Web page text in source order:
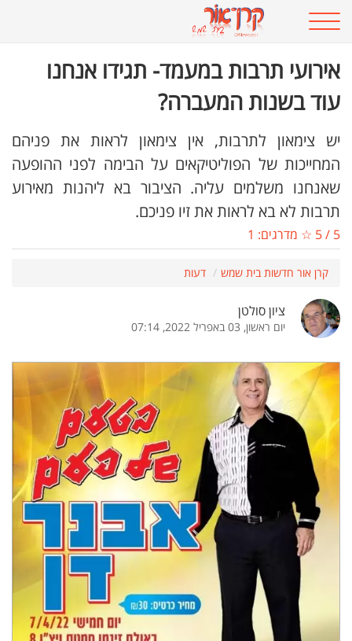
אירועי תרבות במעמד- תגידו אנחנו
עוד בשנות המעברה?
יש צימאון לתרבות, אין צימאון לראות את פניהם
המחייכות של הפוליטיקאים על הבימה לפני ההופעה
שאנחנו משלמים עליה. הציבור בא ליהנות מאירוע
תרבות לא בא לראות את זיו פניכם.
5
/
5 ☆ מדרגים: 1
קרן אור חדשות בית שמש דעות
ציון סולטן
יום ראשון, 03 באפריל 2022, 07:14